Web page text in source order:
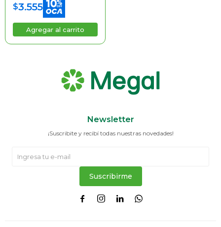
$3.555
Newsletter
¡Suscribite y recibí todas nuestras novedades!
Suscribirme
   